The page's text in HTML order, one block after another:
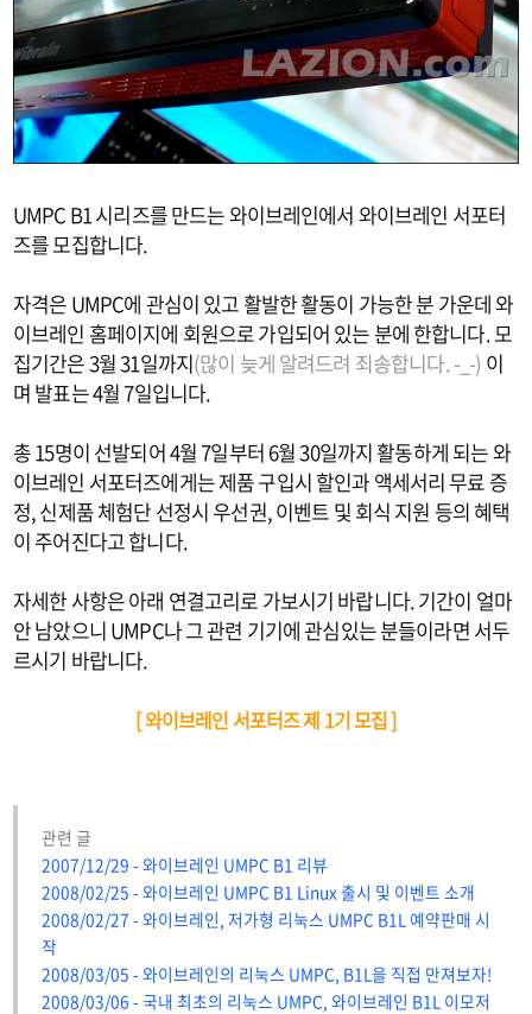
UMPC B1 시리즈를 만드는 와이브레인에서 와이브레인 서포터
즈를 모집합니다.
자격은 UMPC에 관심이 있고 활발한 활동이 가능한 분 가운데 와
이브레인 홈페이지에 회원으로 가입되어 있는 분에 한합니다. 모
집기간은 3월 31일까지(많이 늦게 알려드려 죄송합니다. -_-) 이
며 발표는 4월 7일입니다.
총 15명이 선발되어 4월 7일부터 6월 30일까지 활동하게 되는 와
이브레인 서포터즈에게는 제품 구입시 할인과 액세서리 무료 증
정, 신제품 체험단 선정시 우선권, 이벤트 및 회식 지원 등의 혜택
이 주어진다고 합니다.
자세한 사항은 아래 연결고리로 가보시기 바랍니다. 기간이 얼마
안 남았으니 UMPC나 그 관련 기기에 관심있는 분들이라면 서두
르시기 바랍니다.
[ 와이브레인 서포터즈 제 1기 모집 ]
관련 글
2007/12/29 - 와이브레인 UMPC B1 리뷰
2008/02/25 - 와이브레인 UMPC B1 Linux 출시 및 이벤트 소개
2008/02/27 - 와이브레인, 저가형 리눅스 UMPC B1L 예약판매 시
작
2008/03/05 - 와이브레인의 리눅스 UMPC, B1L을 직접 만져보자!
2008/03/06 - 국내 최초의 리눅스 UMPC, 와이브레인 B1L 이모저